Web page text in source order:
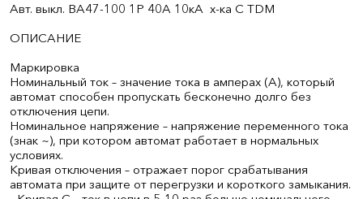
Авт. выкл. ВА47-100 1Р 40А 10кА х-ка С TDM
ОПИСАНИЕ
Маркировка
Номинальный ток – значение тока в амперах (А), который
автомат способен пропускать бесконечно долго без
отключения цепи.
Номинальное напряжение – напряжение переменного тока
(знак ~), при котором автомат работает в нормальных
условиях.
Кривая отключения – отражает порог срабатывания
автомата при защите от перегрузки и короткого замыкания.